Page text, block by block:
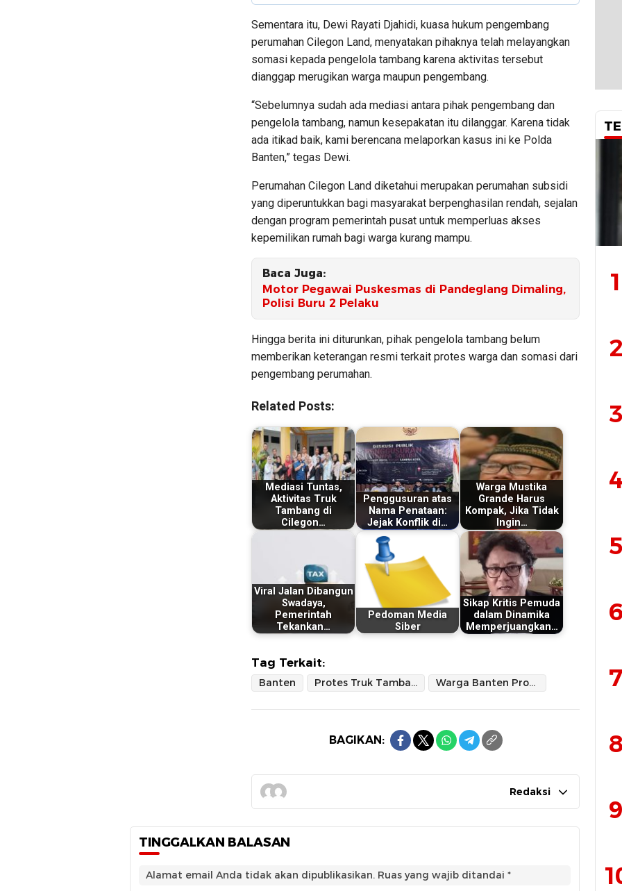
Sementara itu, Dewi Rayati Djahidi, kuasa hukum pengembang
perumahan Cilegon Land, menyatakan pihaknya telah melayangkan
somasi kepada pengelola tambang karena aktivitas tersebut
dianggap merugikan warga maupun pengembang.
“Sebelumnya sudah ada mediasi antara pihak pengembang dan
pengelola tambang, namun kesepakatan itu dilanggar. Karena tidak
ada itikad baik, kami berencana melaporkan kasus ini ke Polda
Banten,” tegas Dewi.
Perumahan Cilegon Land diketahui merupakan perumahan subsidi
yang diperuntukkan bagi masyarakat berpenghasilan rendah, sejalan
dengan program pemerintah pusat untuk memperluas akses
kepemilikan rumah bagi warga kurang mampu.
Baca Juga:
Motor Pegawai Puskesmas di Pandeglang Dimaling,
Polisi Buru 2 Pelaku
Hingga berita ini diturunkan, pihak pengelola tambang belum
memberikan keterangan resmi terkait protes warga dan somasi dari
pengembang perumahan.
Related Posts:
Mediasi Tuntas,
Aktivitas Truk
Tambang di
Cilegon…
Penggusuran atas
Nama Penataan:
Jejak Konflik di…
Warga Mustika
Grande Harus
Kompak, Jika Tidak
Ingin…
Viral Jalan Dibangun
Swadaya,
Pemerintah
Tekankan…
Pedoman Media
Siber
Sikap Kritis Pemuda
dalam Dinamika
Memperjuangkan…
Tag Terkait:
Banten Protes Truk Tambang Warga Banten Protes Truk Tambang
BAGIKAN:
Redaksi
TINGGALKAN BALASAN
Alamat email Anda tidak akan dipublikasikan. Ruas yang wajib ditandai *
1
2
3
4
5
6
7
8
9